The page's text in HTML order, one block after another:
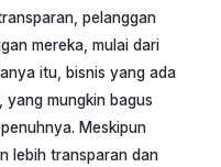
pelanggan
mereka, mulai dari
itu, bisnis yang ada
yang mungkin bagus
Meskipun
lebih transparan dan